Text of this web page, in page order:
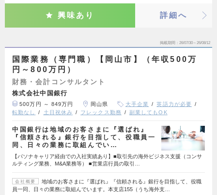
興味あり 詳細へ
掲載期間 26/07/30～26/08/12
国際業務（専門職）【岡山市】（年収500万
円～800万円）
財務・会計コンサルタント
株式会社中国銀行
500万円 ～ 849万円 岡山県 大手企業
英語力が必要
転勤なし
土日祝休み フレックス勤務 副業してもOK
中国銀行は地域のお客さまに『選ばれ』
『信頼される』銀行を目指して、役職員一
同、日々の業務に取組んでい…
【パソナキャリア経由での入社実績あり】■取引先の海外ビジネス支援（コンサ
ルティング業務、M&A業務等） ■営業店行員の取引…
会社概要
地域のお客さまに『選ばれ』『信頼される』銀行を目指して、役職
員一同、日々の業務に取組んでいます。本支店155（うち海外支…